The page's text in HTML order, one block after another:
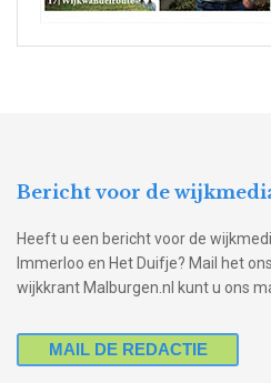
Bericht voor de
Heeft u een bericht voor de
Immerloo en Het Duifje? Mail het
wijkkrant Malburgen.nl kunt u ons
MAIL DE REDACTIE